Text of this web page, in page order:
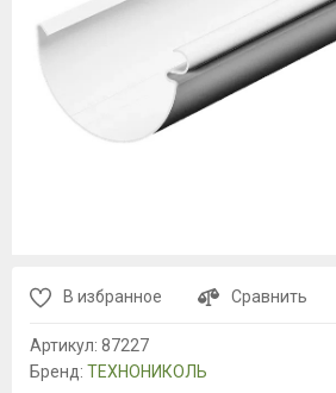
В избранное Сравнить
Артикул: 87227
Бренд: ТЕХНОНИКОЛЬ